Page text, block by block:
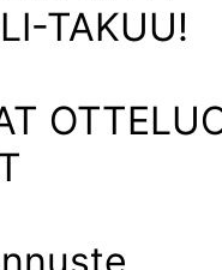
TAKUU!